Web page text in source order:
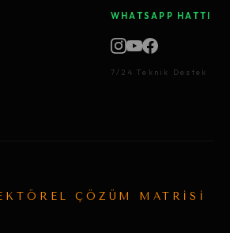
WHATSAPP HATTI
7/24 Teknik Destek
ÇÖZÜM MATRİSİ